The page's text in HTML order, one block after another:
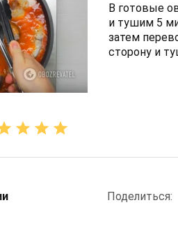
В готовые
и тушим 5
затем
сторону и
Поделиться: